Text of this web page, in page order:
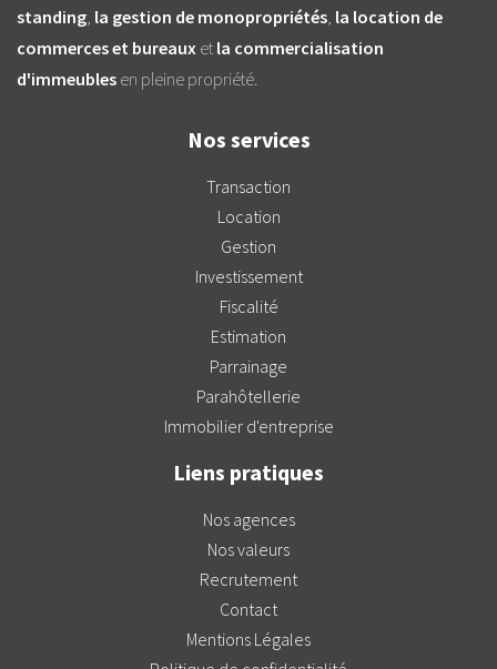
standing la gestion de monopropriétés la location de
commerces et bureaux et la commercialisation
d'immeubles en pleine propriété.
Nos services
Transaction
Location
Gestion
Investissement
Fiscalité
Estimation
Parrainage
Parahôtellerie
Immobilier d'entreprise
Liens pratiques
Nos agences
Nos valeurs
Recrutement
Contact
Mentions Légales